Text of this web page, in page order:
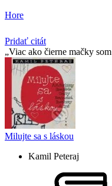
Hore
Pridať citát
Viac ako čierne mačky
Milujte sa s láskou
Kamil Peteraj